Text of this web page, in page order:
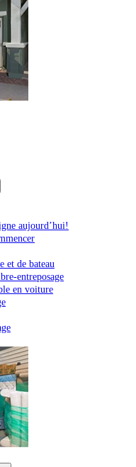
aujourd’hui!
et de bateau
entreposage
en voiture